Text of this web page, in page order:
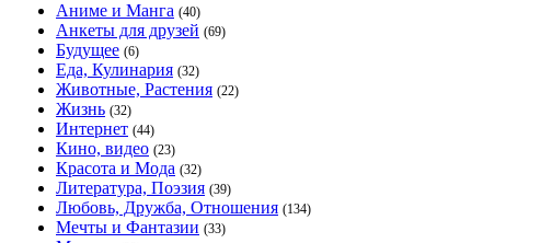
Аниме и Манга (40)
Анкеты для друзей (69)
Будущее (6)
Еда, Кулинария (32)
Животные, Растения (22)
Жизнь (32)
Интернет (44)
Кино, видео (23)
Красота и Мода (32)
Литература, Поэзия (39)
Любовь, Дружба, Отношения (134)
Мечты и Фантазии (33)